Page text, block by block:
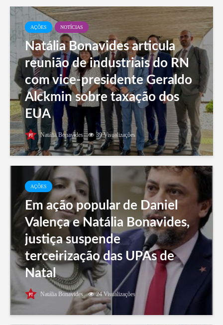
AÇÕES NOTÍCIAS
Natália Bonavides articula
reunião de industriais do RN
com vice-presidente Geraldo
Alckmin sobre taxação dos
EUA
Natália Bonavides 39 Visualizações
AÇÕES
Em ação popular de Daniel
Valença e Natália Bonavides,
justiça suspende
terceirização das UPAs de
Natal
Natália Bonavides 24 Visualizações